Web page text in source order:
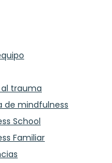
trauma
de mindfulness
School
Familiar